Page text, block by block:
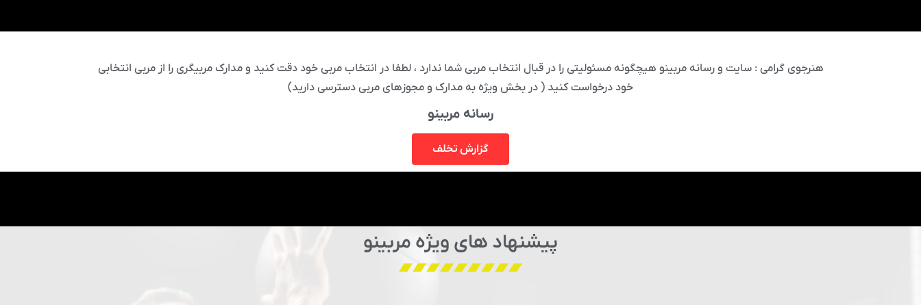
هنرجوی گرامی : سایت و رسانه مربینو هیچگونه مسئولیتی را در قبال انتخاب مربی شما ندارد ، لطفا در انتخاب مربی خود دقت کنید و مدارک مربیگری را از مربی انتخابی
خود درخواست کنید ( در بخش ویژه به مدارک و مجوزهای مربی دسترسی دارید)
رسانه مربینو
گزارش تخلف
پیشنهاد های ویژه مربینو